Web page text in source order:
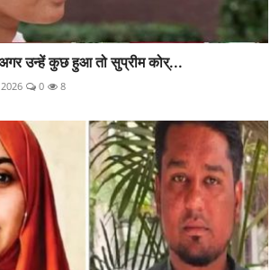
उन्हें कुछ हुआ तो सुप्रीम कोर्...
0 8